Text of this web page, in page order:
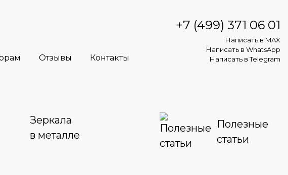
Отзывы Контакты
+7 (499) 371 06 01
Написать в MAX
Написать в WhatsApp
Написать в Telegram
Зеркала
в металле
Полезные
статьи